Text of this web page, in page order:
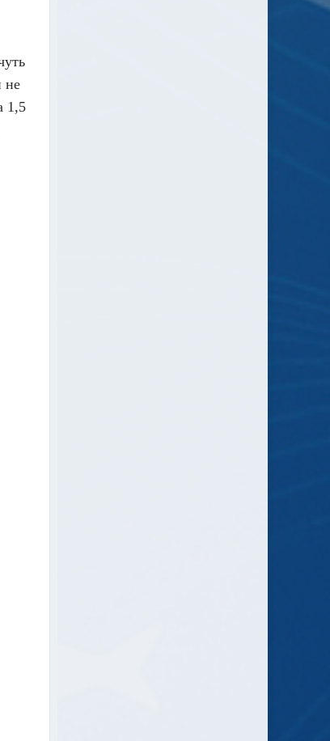
не
1,5